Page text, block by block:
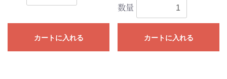
カートに入れる
数量
カートに入れる